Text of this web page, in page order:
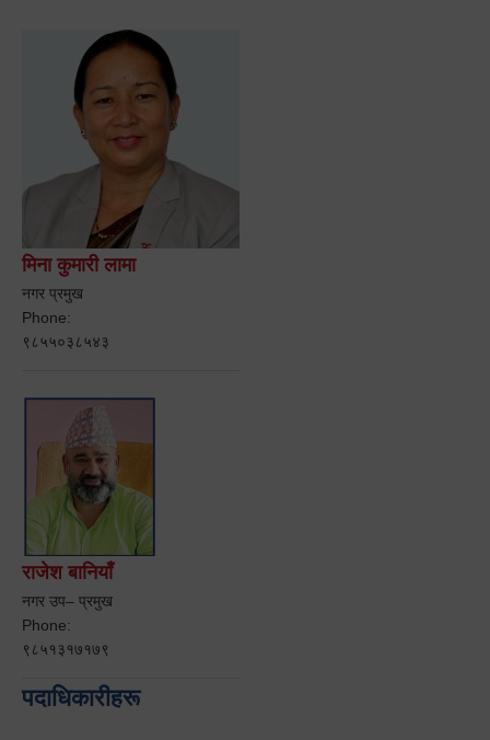
मिना कुमारी लामा
नगर प्रमुख
Phone:
९८५५०३८५४३
राजेश बानियाँ
नगर उप– प्रमुख
Phone:
९८५१३१७१७९
पदाधिकारीहरू